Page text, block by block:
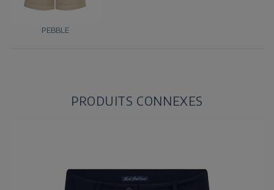
PEBBLE
PRODUITS CONNEXES